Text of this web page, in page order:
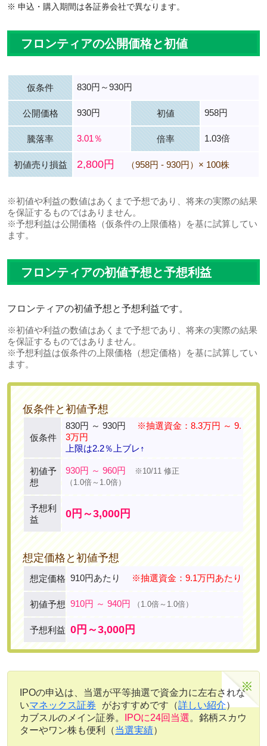
※ 申込・購入期間は各証券会社で異なります。
フロンティアの公開価格と初値
仮条件 830円～930円
公開価格 930円 初値 958円
騰落率 3.01％ 倍率 1.03倍
初値売り損益 2,800円 （958円 - 930円）× 100株
※初値や利益の数値はあくまで予想であり、将来の実際の結果
を保証するものではありません。
※予想利益は公開価格（仮条件の上限価格）を基に試算してい
ます。
フロンティアの初値予想と予想利益
フロンティアの初値予想と予想利益です。
※初値や利益の数値はあくまで予想であり、将来の実際の結果
を保証するものではありません。
※予想利益は仮条件の上限価格（想定価格）を基に試算してい
ます。
仮条件と初値予想
仮条件
830円 ～ 930円
※抽選資金：8.3万円 ～ 9.
3万円
上限は2.2％上ブレ↑
初値予
想
930円 ～ 960円
※10/11 修正
（1.0倍～1.0倍）
予想利
益
0円～3,000円
想定価格と初値予想
想定価格 910円あたり ※抽選資金：9.1万円あたり
初値予想 910円 ～ 940円 （1.0倍～1.0倍）
予想利益 0円～3,000円
IPOの申込は、当選が平等抽選で資金力に左右されな
いマネックス証券 がおすすめです（詳しい紹介）
カブスルのメイン証券。
IPOに24回当選。銘柄スカウ
ターやワン株も便利（当選実績）